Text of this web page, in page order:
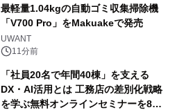
最軽量1.04kgの自動ゴミ収集掃除機
「V700 Pro」をMakuakeで発売
UWANT
11分前
「社員20名で年間40棟」を支える
DX・AI活用とは 工務店の差別化戦略
を学ぶ無料オンラインセミナーを8月